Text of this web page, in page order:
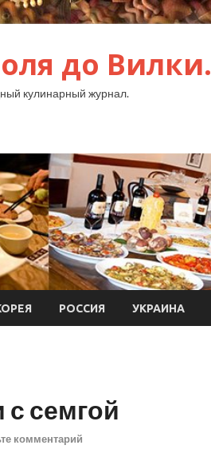
до Вилки.
кулинарный журнал.
РОССИЯ УКРАИНА
семгой
комментарий